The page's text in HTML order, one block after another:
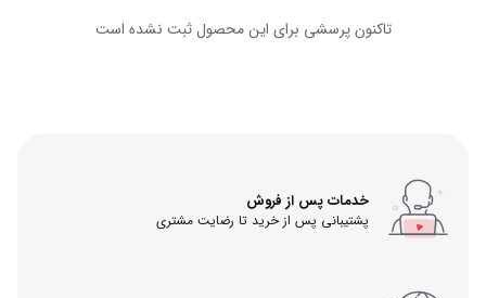
تاکنون پرسشی برای این محصول ثبت نشده است
خدمات پس از فروش
پشتیبانی پس از خرید تا رضایت مشتری